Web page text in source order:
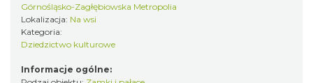
Górnośląsko-Zagłębiowska Metropolia
Lokalizacja: Na wsi
Kategoria:
Dziedzictwo kulturowe
Informacje ogólne: